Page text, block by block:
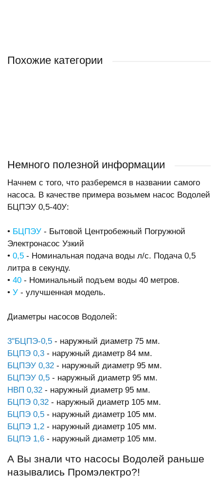
Похожие категории
Немного полезной информации
Начнем с того, что разберемся в названии самого
насоса. В качестве примера возьмем насос Водолей
БЦПЭУ 0,5-40У:
• БЦПЭУ - Бытовой Центробежный Погружной
Электронасос Узкий
• 0,5 - Номинальная подача воды л/с. Подача 0,5
литра в секунду.
• 40 - Номинальный подъем воды 40 метров.
• У - улучшенная модель.
Диаметры насосов Водолей:
3"БЦПЭ-0,5 - наружный диаметр 75 мм.
БЦПЭ 0,3 - наружный диаметр 84 мм.
БЦПЭУ 0,32 - наружный диаметр 95 мм.
БЦПЭУ 0,5 - наружный диаметр 95 мм.
НВП 0,32 - наружный диаметр 95 мм.
БЦПЭ 0,32 - наружный диаметр 105 мм.
БЦПЭ 0,5 - наружный диаметр 105 мм.
БЦПЭ 1,2 - наружный диаметр 105 мм.
БЦПЭ 1,6 - наружный диаметр 105 мм.
А Вы знали что насосы Водолей раньше
назывались Промэлектро?!